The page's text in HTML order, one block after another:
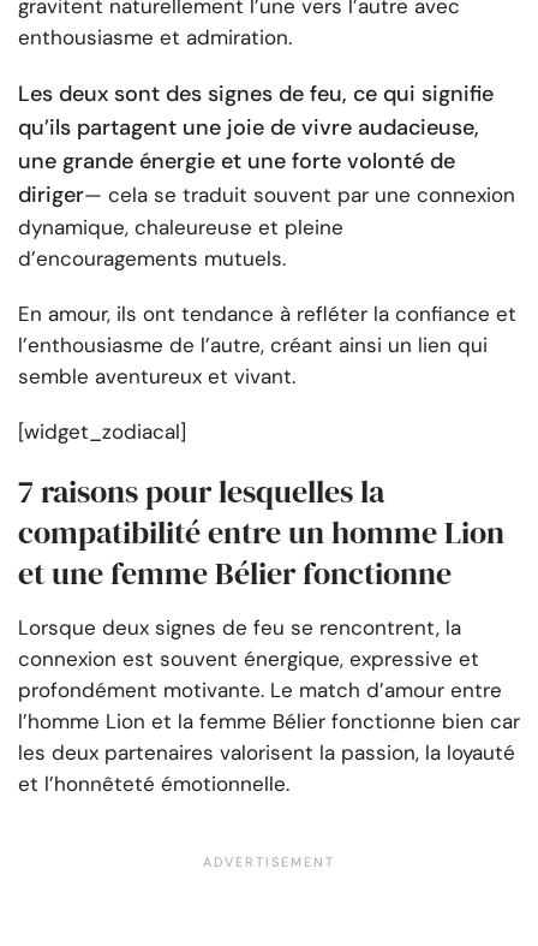
gravitent naturellement l’une vers l’autre avec
enthousiasme et admiration.
Les deux sont des signes de feu, ce qui signifie
qu’ils partagent une joie de vivre audacieuse,
une grande énergie et une forte volonté de
diriger— cela se traduit souvent par une connexion
dynamique, chaleureuse et pleine
d’encouragements mutuels.
En amour, ils ont tendance à refléter la confiance et
l’enthousiasme de l’autre, créant ainsi un lien qui
semble aventureux et vivant.
[widget_zodiacal]
7 raisons pour lesquelles la
compatibilité entre un homme Lion
et une femme Bélier fonctionne
Lorsque deux signes de feu se rencontrent, la
connexion est souvent énergique, expressive et
profondément motivante. Le match d’amour entre
l’homme Lion et la femme Bélier fonctionne bien car
les deux partenaires valorisent la passion, la loyauté
et l’honnêteté émotionnelle.